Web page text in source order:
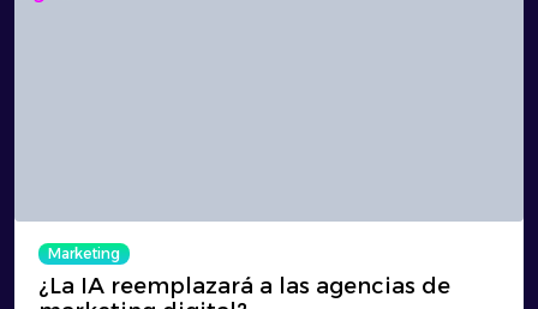
Marketing
¿La IA reemplazará a las agencias de